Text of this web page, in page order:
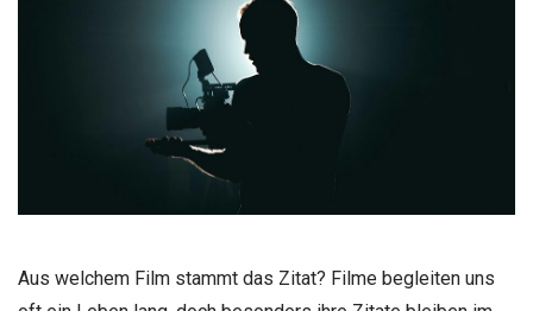
Aus welchem Film stammt das Zitat? Filme begleiten uns